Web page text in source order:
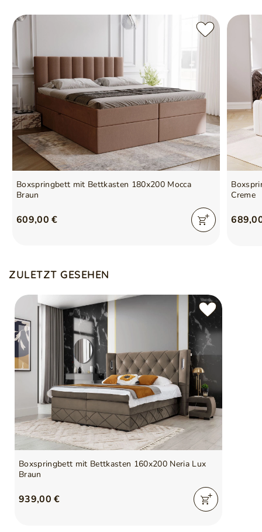
Boxspringbett mit Bettkasten 180x200 Mocca
Braun
609,00 €
Creme
ZULETZT GESEHEN
Boxspringbett mit Bettkasten 160x200 Neria Lux
Braun
939,00 €